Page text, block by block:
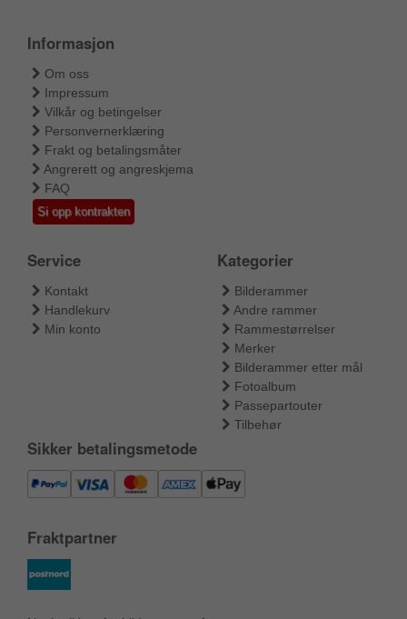
Informasjon
Om oss
Impressum
Vilkår og betingelser
Personvernerklæring
Frakt og betalingsmåter
Angrerett og angreskjema
FAQ
Si opp kontrakten
Service
Kontakt
Handlekurv
Min konto
Kategorier
Bilderammer
Andre rammer
Rammestørrelser
Merker
Bilderammer etter mål
Fotoalbum
Passepartouter
Tilbehør
Sikker betalingsmetode
Fraktpartner